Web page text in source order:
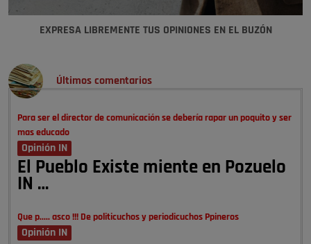
EXPRESA LIBREMENTE TUS OPINIONES EN EL BUZÓN
Últimos comentarios
Para ser el director de comunicación se debería rapar un poquito y ser
mas educado
Opinión IN
El Pueblo Existe miente en Pozuelo
IN …
Que p..... asco !!! De politicuchos y periodicuchos Ppineros
Opinión IN